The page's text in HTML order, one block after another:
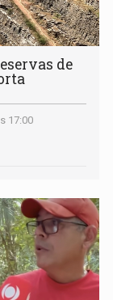
de
17:00